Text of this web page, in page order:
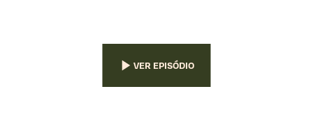
VER EPISÓDIO